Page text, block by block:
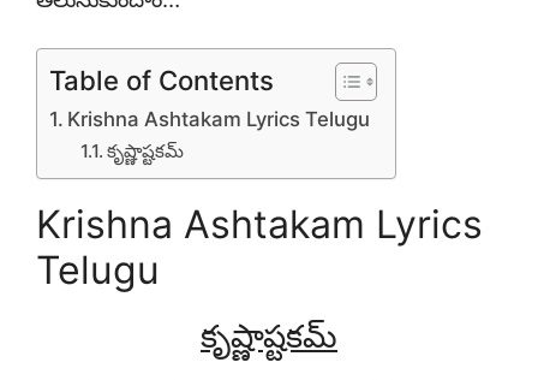
Table of Contents
Krishna Ashtakam Lyrics Telugu
కృష్ణాష్టకమ్
Krishna Ashtakam Lyrics
Telugu
కృష్ణాష్టకమ్